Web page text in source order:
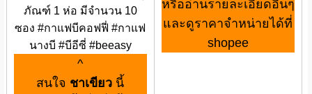
ภัณฑ์ 1 ห่อ มีจำนวน 10
ซอง #กาแฟบีคอฟฟี่ #กาแฟ
นางบี #บีอีซี่ #beeasy
^
สนใจ ชาเขียว นี้
หรืออ่านรายละเอียดอื่นๆ
และดูราคาจำหน่ายได้ที่
shopee